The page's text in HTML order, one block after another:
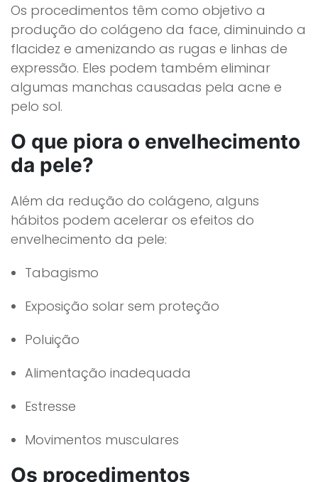
Os procedimentos têm como objetivo a
produção do colágeno da face, diminuindo a
flacidez e amenizando as rugas e linhas de
expressão. Eles podem também eliminar
algumas manchas causadas pela acne e
pelo sol.
O que piora o envelhecimento
da pele?
Além da redução do colágeno, alguns
hábitos podem acelerar os efeitos do
envelhecimento da pele:
Tabagismo
Exposição solar sem proteção
Poluição
Alimentação inadequada
Estresse
Movimentos musculares
Os procedimentos